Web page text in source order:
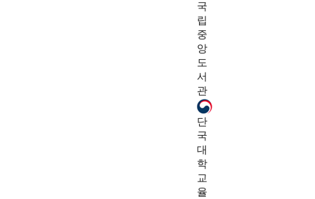
국
립
중
앙
도
서
관
단
국
대
학
교
율